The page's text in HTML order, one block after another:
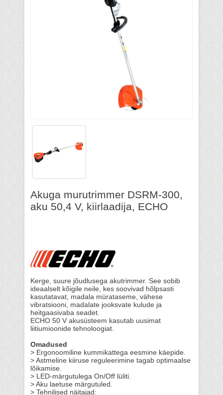
Akuga murutrimmer DSRM-300,
aku 50,4 V, kiirlaadija, ECHO
Kerge, suure jõudlusega akutrimmer. See sobib
ideaalselt kõigile neile, kes soovivad hõlpsasti
kasutatavat, madala mürataseme, vähese
vibratsiooni, madalate jooksvate kulude ja
heitgaasivaba seadet.
ECHO 50 V akusüsteem kasutab uusimat
liitiumioonide tehnoloogiat.
Omadused
> Ergonoomiline kummikattega eesmine käepide.
> Astmeline kiiruse reguleerimine tagab optimaalse
lõikamise.
> LED-märgutulega On/Off lüliti.
> Aku laetuse märgutuled.
> Tehnilised näitajad: